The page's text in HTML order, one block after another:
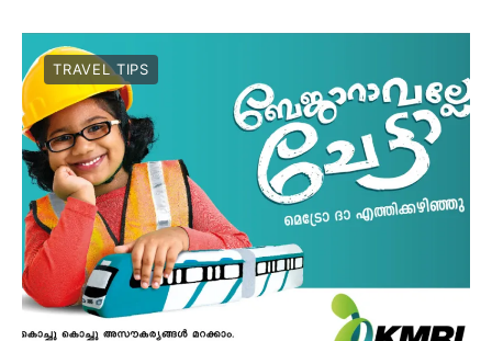
TRAVEL TIPS